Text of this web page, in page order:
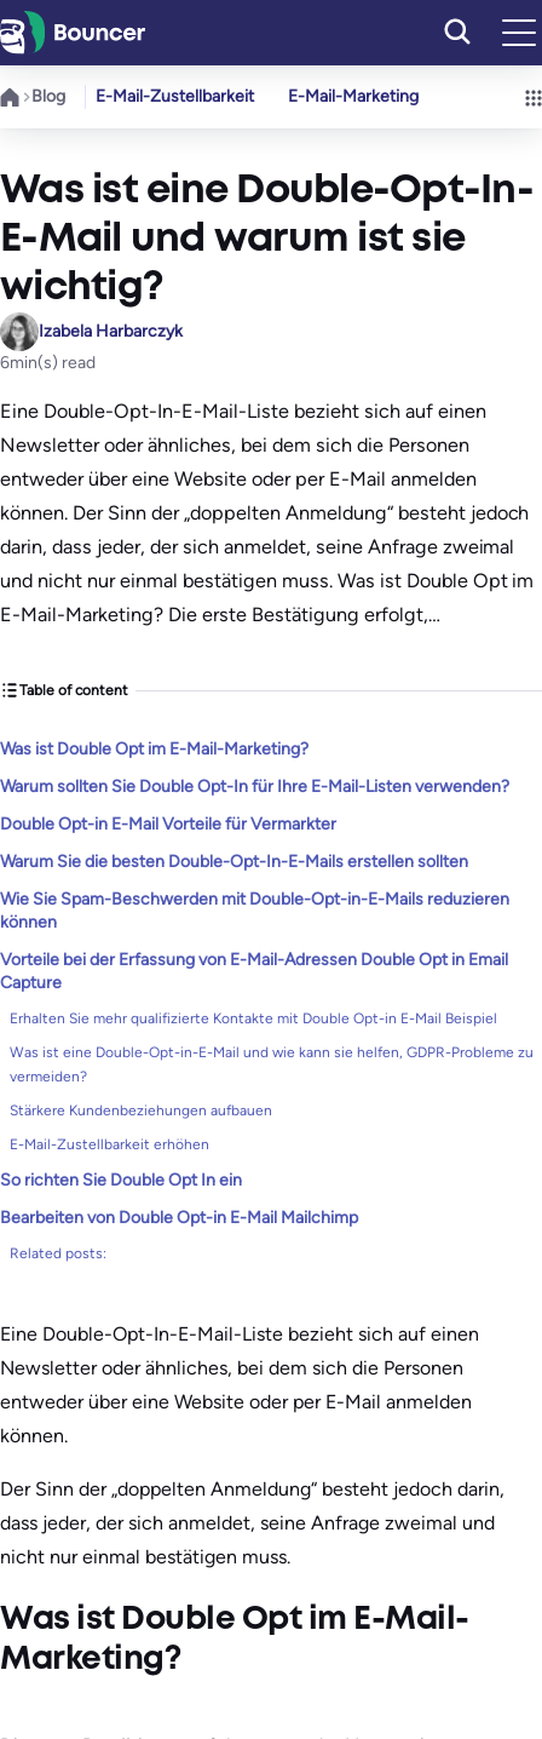
Zum
Inhalt
springen
Blog E-Mail-Zustellbarkeit E-Mail-Marketing
Was ist eine Double-Opt-In-
E-Mail und warum ist sie
wichtig?
Izabela Harbarczyk
6min(s) read
Eine Double-Opt-In-E-Mail-Liste bezieht sich auf einen
Newsletter oder ähnliches, bei dem sich die Personen
entweder über eine Website oder per E-Mail anmelden
können. Der Sinn der „doppelten Anmeldung“ besteht jedoch
darin, dass jeder, der sich anmeldet, seine Anfrage zweimal
und nicht nur einmal bestätigen muss. Was ist Double Opt im
E-Mail-Marketing? Die erste Bestätigung erfolgt,…
Table of content
Was ist Double Opt im E-Mail-Marketing?
Warum sollten Sie Double Opt-In für Ihre E-Mail-Listen verwenden?
Double Opt-in E-Mail Vorteile für Vermarkter
Warum Sie die besten Double-Opt-In-E-Mails erstellen sollten
Wie Sie Spam-Beschwerden mit Double-Opt-in-E-Mails reduzieren
können
Vorteile bei der Erfassung von E-Mail-Adressen Double Opt in Email
Capture
Erhalten Sie mehr qualifizierte Kontakte mit Double Opt-in E-Mail Beispiel
Was ist eine Double-Opt-in-E-Mail und wie kann sie helfen, GDPR-Probleme zu
vermeiden?
Stärkere Kundenbeziehungen aufbauen
E-Mail-Zustellbarkeit erhöhen
So richten Sie Double Opt In ein
Bearbeiten von Double Opt-in E-Mail Mailchimp
Related posts:
Eine Double-Opt-In-E-Mail-Liste bezieht sich auf einen
Newsletter oder ähnliches, bei dem sich die Personen
entweder über eine Website oder per E-Mail anmelden
können.
Der Sinn der „doppelten Anmeldung“ besteht jedoch darin,
dass jeder, der sich anmeldet, seine Anfrage zweimal und
nicht nur einmal bestätigen muss.
Was ist Double Opt im E-Mail-
Marketing?